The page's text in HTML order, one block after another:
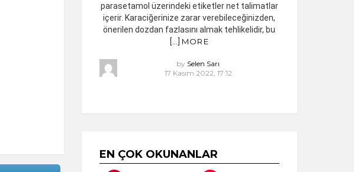
parasetamol üzerindeki etiketler net talimatlar
içerir. Karaciğerinize zarar verebileceğinizden,
önerilen dozdan fazlasını almak tehlikelidir, bu
[…] MORE
by Selen Sarı
17 Kasım 2022, 17:12
EN ÇOK OKUNANLAR